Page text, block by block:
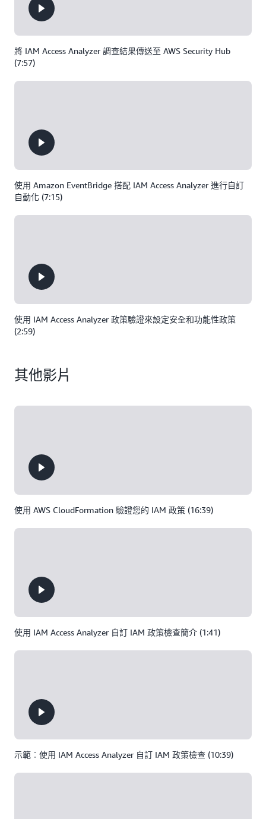
將 IAM Access Analyzer 調查結果傳送至 AWS Security Hub
(7:57)
使用 Amazon EventBridge 搭配 IAM Access Analyzer 進行自訂
自動化 (7:15)
使用 IAM Access Analyzer 政策驗證來設定安全和功能性政策
(2:59)
其他影片
使用 AWS CloudFormation 驗證您的 IAM 政策 (16:39)
使用 IAM Access Analyzer 自訂 IAM 政策檢查簡介 (1:41)
示範︰使用 IAM Access Analyzer 自訂 IAM 政策檢查 (10:39)